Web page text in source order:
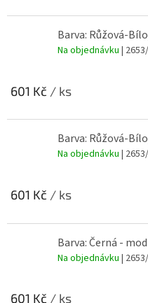
Barva: Růžová-
Na objednávku |
601 Kč / ks
Barva: Růžová-
Na objednávku |
601 Kč / ks
Barva: Černá -
Na objednávku |
601 Kč / ks